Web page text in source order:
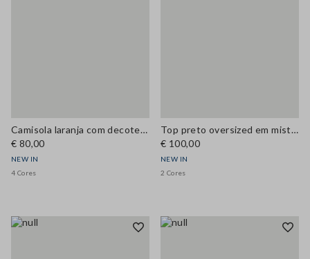
Camisola laranja com decote em V em mistura de lã e caxemira, corte regular
€ 80,00
NEW IN
4 Cores
Top preto oversized em mistura de viscose
€ 100,00
NEW IN
2 Cores